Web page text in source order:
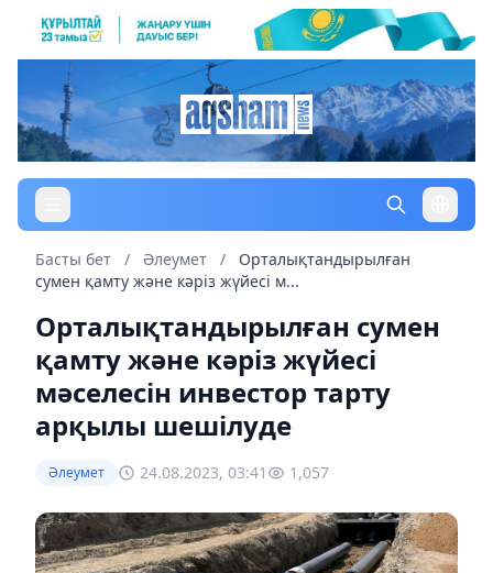
Басты бет / Әлеумет /
Орталықтандырылған
сумен қамту және кәріз жүйесі м...
Орталықтандырылған сумен
қамту және кәріз жүйесі
мәселесін инвестор тарту
арқылы шешілуде
Әлеумет 24.08.2023, 03:41 1,057